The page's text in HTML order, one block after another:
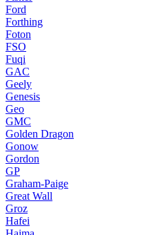
Ford
Forthing
Foton
FSO
Fuqi
GAC
Geely
Genesis
Geo
GMC
Golden Dragon
Gonow
Gordon
GP
Graham-Paige
Great Wall
Groz
Hafei